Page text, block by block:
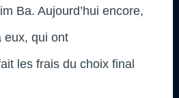
Ba. Aujourd’hui encore,
eux, qui ont
les frais du choix final